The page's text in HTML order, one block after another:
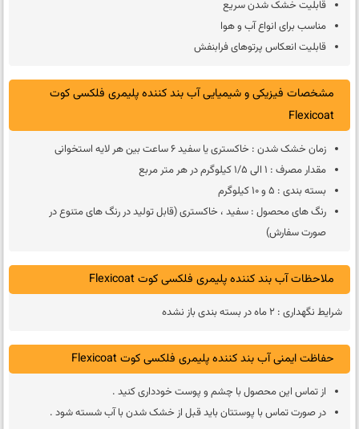
قابلیت خشک شدن سریع
مناسب براى انواع آب و هوا
قابلیت انعکاس پرتوهاى فرابنفش
مشخصات فیزیکی و شیمیایی آب بند کننده پلیمری فلکسی کوت
Flexicoat
زمان خشک شدن : خاکستری یا سفید 6 ساعت بین هر لایه استخوانی
مقدار مصرف : 1 الى 1/5 کیلوگرم در هر متر مربع
بسته بندى : 5 و 10 کیلوگرم
رنگ هاى محصول : سفید ، خاکسترى (قابل تولید در رنگ هاى متنوع در
صورت سفارش)
ملاحظات آب بند کننده پلیمری فلکسی کوت Flexicoat
شرایط نگهدارى : 2 ماه در بسته بندى باز نشده
حفاظت ایمنی آب بند کننده پلیمری فلکسی کوت Flexicoat
از تماس این محصول با چشم و پوست خوددارى کنید .
در صورت تماس با پوستتان باید قبل از خشک شدن با آب شسته شود .